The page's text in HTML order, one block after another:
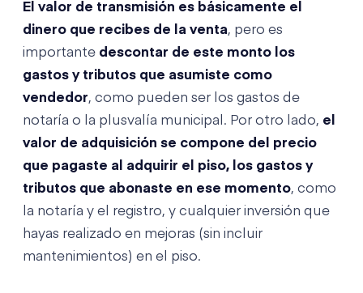
El valor de transmisión es básicamente el
dinero que recibes de la venta, pero es
importante descontar de este monto los
gastos y tributos que asumiste como
vendedor, como pueden ser los gastos de
notaría o la plusvalía municipal. Por otro lado, el
valor de adquisición se compone del precio
que pagaste al adquirir el piso, los gastos y
tributos que abonaste en ese momento, como
la notaría y el registro, y cualquier inversión que
hayas realizado en mejoras (sin incluir
mantenimientos) en el piso.